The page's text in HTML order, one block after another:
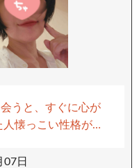
うと、すぐに心が
Aカップの可愛らし
07日